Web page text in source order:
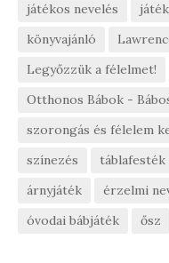
játékos nevelés
könyvajánló
Legyőzzük a félelmet!
Otthonos Bábok -
szorongás és félelem
színezés
táblafesték
árnyjáték
érzelmi
óvodai bábjáték
ősz